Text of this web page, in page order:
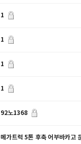
1
1
1
1
92노1368
메가트럭 5톤 후축 어부바카고